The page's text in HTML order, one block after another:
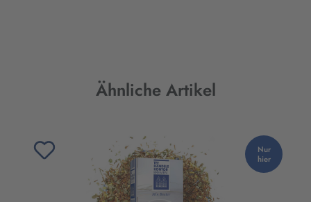
Produktgalerie überspringen
Ähnliche Artikel
Nur
hier